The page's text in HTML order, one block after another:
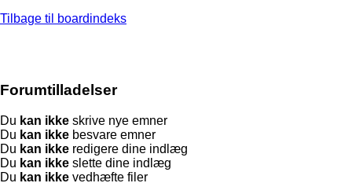
Tilbage til boardindeks
Forumtilladelser
Du kan ikke skrive nye emner
Du kan ikke besvare emner
Du kan ikke redigere dine indlæg
Du kan ikke slette dine indlæg
Du kan ikke vedhæfte filer